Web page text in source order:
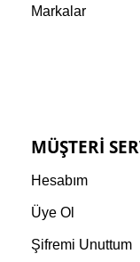
Markalar
MÜŞTERI
Hesabım
Üye Ol
Şifremi Unuttum